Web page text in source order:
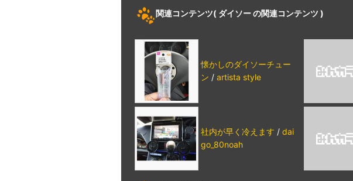
関連コンテンツ( ダイソー の関連コンテンツ )
懐かしのダイソーチュー
ン / artista style
社内が早く冷えます / dai
go_80noah